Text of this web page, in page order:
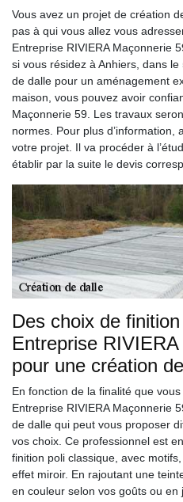
Vous avez un projet de création
pas à qui vous allez vous
Entreprise RIVIERA Maçonnerie
si vous résidez à Anhiers, dans
de dalle pour un aménagement
maison, vous pouvez avoir
Maçonnerie 59. Les travaux
normes. Pour plus d’information,
votre projet. Il va procéder à
établir par la suite le devis
Des choix de
Entreprise
pour une création
En fonction de la finalité que
Entreprise RIVIERA Maçonnerie
de dalle qui peut vous proposer
vos choix. Ce professionnel est
finition poli classique, avec
effet miroir. En rajoutant une
en couleur selon vos goûts ou